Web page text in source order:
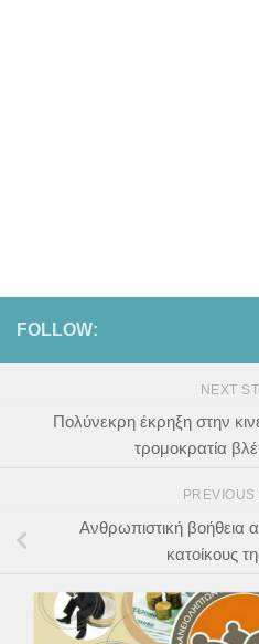
FOLLOW:
NEXT
Πολύνεκρη έκρηξη στην
τρομοκρατία
PREVIOUS
Ανθρωπιστική βοήθεια
κατοίκους